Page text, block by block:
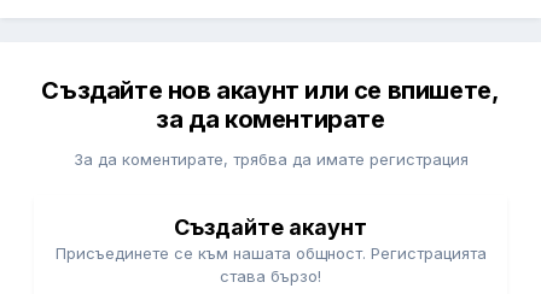
Създайте нов акаунт или се впишете,
за да коментирате
За да коментирате, трябва да имате регистрация
Създайте акаунт
Присъединете се към нашата общност. Регистрацията
става бързо!